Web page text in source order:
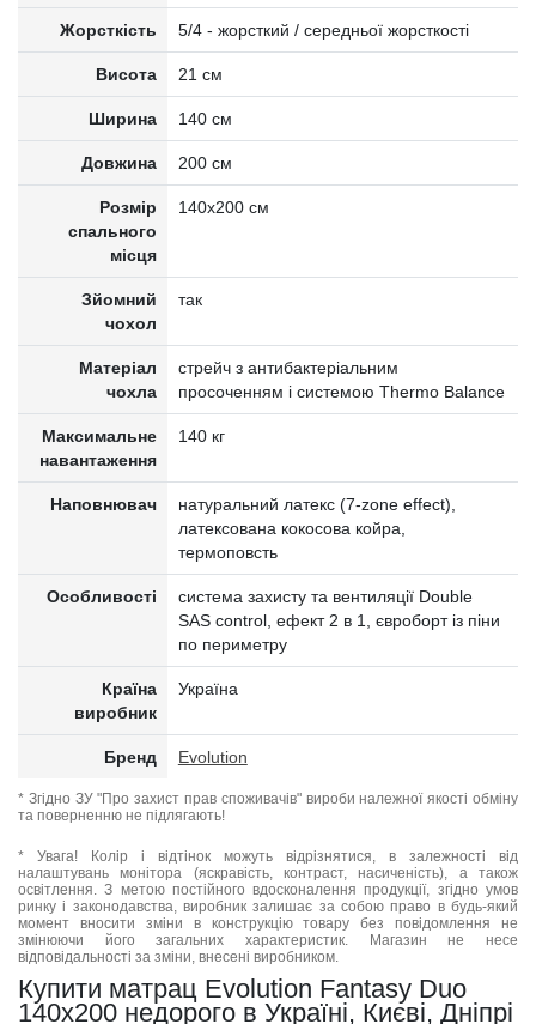
Жорсткість 5/4 - жорсткий / середньої жорсткості
Висота 21 см
Ширина 140 см
Довжина 200 см
Розмір
спального
місця
140x200 см
Зйомний
чохол
так
Матеріал
чохла
стрейч з антибактеріальним
просоченням і системою Thermo Balance
Максимальне
навантаження
140 кг
Наповнювач
натуральний латекс (7-zone effect),
латексована кокосова койра,
термоповсть
Особливості
система захисту та вентиляції Double
SAS control, ефект 2 в 1, євроборт із піни
по периметру
Країна
виробник
Україна
Бренд Evolution
* Згідно ЗУ "Про захист прав споживачів" вироби належної якості обміну
та поверненню не підлягають!
* Увага! Колір і відтінок можуть відрізнятися, в залежності від
налаштувань монітора (яскравість, контраст, насиченість), а також
освітлення. З метою постійного вдосконалення продукції, згідно умов
ринку і законодавства, виробник залишає за собою право в будь-який
момент вносити зміни в конструкцію товару без повідомлення не
змінюючи його загальних характеристик. Магазин не несе
відповідальності за зміни, внесені виробником.
Купити матрац Evolution Fantasy Duo
140x200 недорого в Україні, Києві, Дніпрі